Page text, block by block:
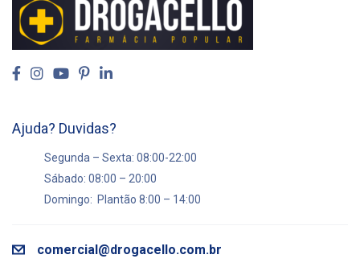
Ajuda? Duvidas?
Segunda – Sexta: 08:00-22:00
Sábado: 08:00 – 20:00
Domingo: Plantão 8:00 – 14:00
comercial@drogacello.com.br